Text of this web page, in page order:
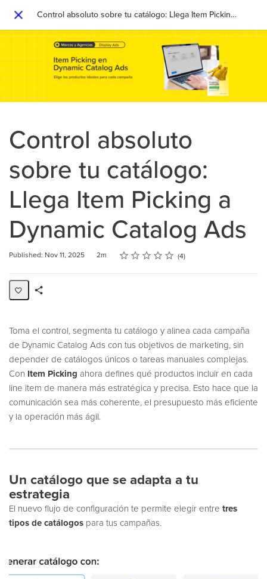
Close
Control absoluto sobre tu catálogo: Llega Item Picking a Dynamic Catalog Ads
Control absoluto
sobre tu catálogo:
Llega Item Picking a
Dynamic Catalog Ads
Published: Nov 11, 2025
Duration 2m Rating
1 star
2 stars
3 stars
4 stars
5 stars
Average rating: 4.0 4
4 reviews
Toma el control, segmenta tu catálogo y alinea cada campaña
de Dynamic Catalog Ads con tus objetivos de marketing, sin
depender de catálogos únicos o tareas manuales complejas.
Con Item Picking ahora defines qué productos incluir en cada
line item de manera más estratégica y precisa. Esto hace que la
comunicación sea más coherente, el presupuesto más eficiente
y la operación más ágil.
Un catálogo que se adapta a tu
estrategia
El nuevo flujo de configuración te permite elegir entre tres
tipos de catálogos para tus campañas.